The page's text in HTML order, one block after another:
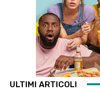
ULTIMI ARTICOLI